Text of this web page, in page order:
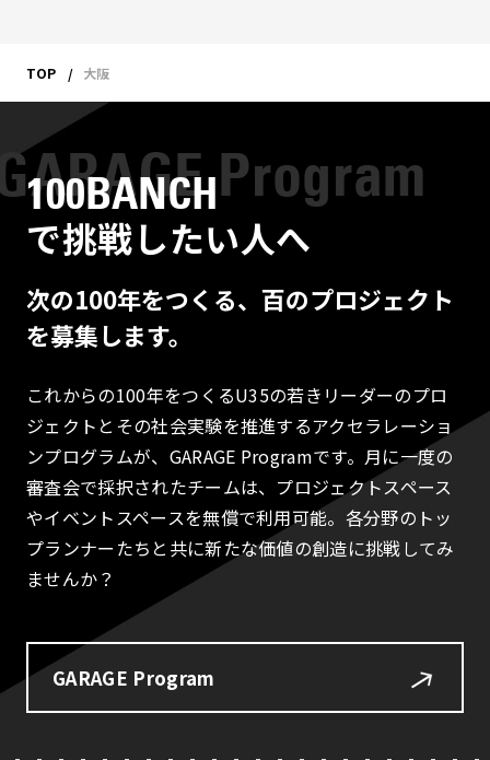
TOP 大阪
100BANCH
で挑戦したい人へ
次の100年をつくる、百のプロジェクト
を募集します。
これからの100年をつくるU35の若きリーダーのプロ
ジェクトとその社会実験を推進するアクセラレーショ
ンプログラムが、GARAGE Programです。月に一度の
審査会で採択されたチームは、プロジェクトスペース
やイベントスペースを無償で利用可能。各分野のトッ
プランナーたちと共に新たな価値の創造に挑戦してみ
ませんか？
GARAGE Program